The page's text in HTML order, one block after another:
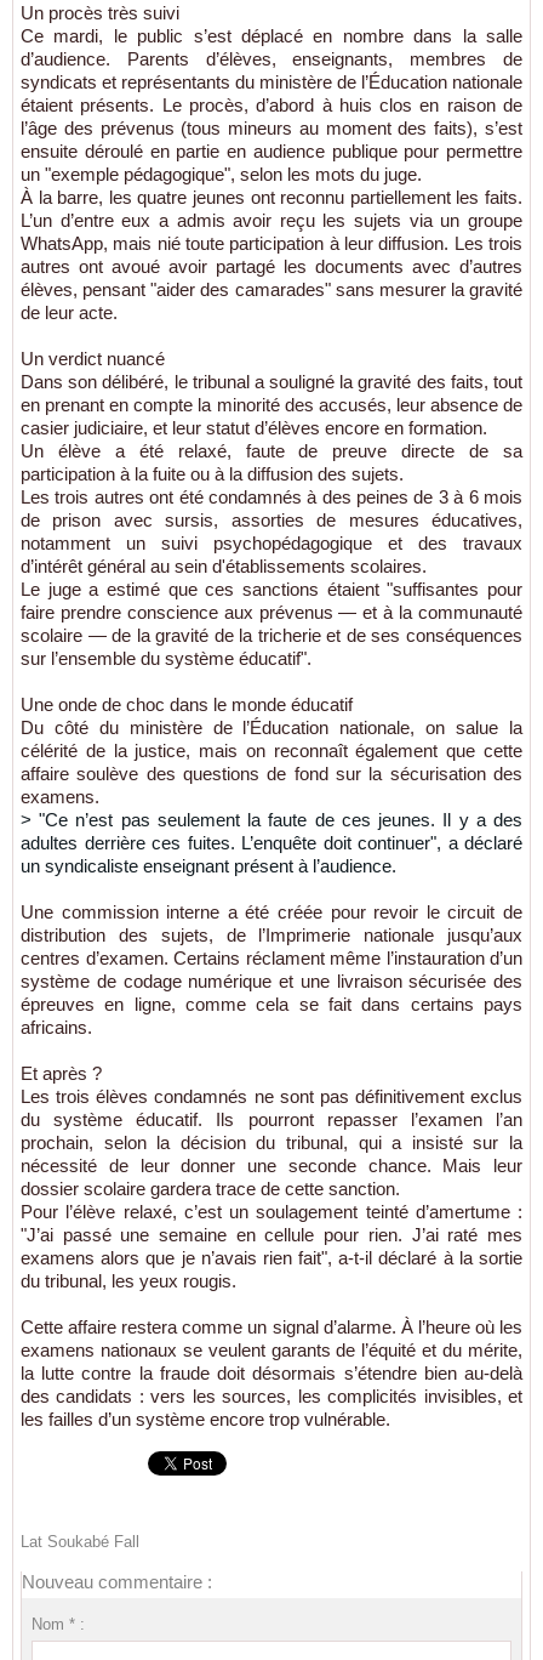
Un procès très suivi
Ce mardi, le public s’est déplacé en nombre dans la salle
d’audience. Parents d’élèves, enseignants, membres de
syndicats et représentants du ministère de l’Éducation nationale
étaient présents. Le procès, d’abord à huis clos en raison de
l’âge des prévenus (tous mineurs au moment des faits), s’est
ensuite déroulé en partie en audience publique pour permettre
un "exemple pédagogique", selon les mots du juge.
À la barre, les quatre jeunes ont reconnu partiellement les faits.
L’un d’entre eux a admis avoir reçu les sujets via un groupe
WhatsApp, mais nié toute participation à leur diffusion. Les trois
autres ont avoué avoir partagé les documents avec d’autres
élèves, pensant "aider des camarades" sans mesurer la gravité
de leur acte.
Un verdict nuancé
Dans son délibéré, le tribunal a souligné la gravité des faits, tout
en prenant en compte la minorité des accusés, leur absence de
casier judiciaire, et leur statut d’élèves encore en formation.
Un élève a été relaxé, faute de preuve directe de sa
participation à la fuite ou à la diffusion des sujets.
Les trois autres ont été condamnés à des peines de 3 à 6 mois
de prison avec sursis, assorties de mesures éducatives,
notamment un suivi psychopédagogique et des travaux
d’intérêt général au sein d'établissements scolaires.
Le juge a estimé que ces sanctions étaient "suffisantes pour
faire prendre conscience aux prévenus — et à la communauté
scolaire — de la gravité de la tricherie et de ses conséquences
sur l’ensemble du système éducatif".
Une onde de choc dans le monde éducatif
Du côté du ministère de l’Éducation nationale, on salue la
célérité de la justice, mais on reconnaît également que cette
affaire soulève des questions de fond sur la sécurisation des
examens.
>"Ce n’est pas seulement la faute de ces jeunes. Il y a des
adultes derrière ces fuites. L’enquête doit continuer", a déclaré
un syndicaliste enseignant présent à l’audience.
Une commission interne a été créée pour revoir le circuit de
distribution des sujets, de l’Imprimerie nationale jusqu’aux
centres d’examen. Certains réclament même l’instauration d’un
système de codage numérique et une livraison sécurisée des
épreuves en ligne, comme cela se fait dans certains pays
africains.
Et après ?
Les trois élèves condamnés ne sont pas définitivement exclus
du système éducatif. Ils pourront repasser l’examen l’an
prochain, selon la décision du tribunal, qui a insisté sur la
nécessité de leur donner une seconde chance. Mais leur
dossier scolaire gardera trace de cette sanction.
Pour l’élève relaxé, c’est un soulagement teinté d’amertume :
"J’ai passé une semaine en cellule pour rien. J’ai raté mes
examens alors que je n’avais rien fait", a-t-il déclaré à la sortie
du tribunal, les yeux rougis.
Cette affaire restera comme un signal d’alarme. À l’heure où les
examens nationaux se veulent garants de l’équité et du mérite,
la lutte contre la fraude doit désormais s’étendre bien au-delà
des candidats : vers les sources, les complicités invisibles, et
les failles d’un système encore trop vulnérable.
Lat Soukabé Fall
Nouveau commentaire :
Nom * :